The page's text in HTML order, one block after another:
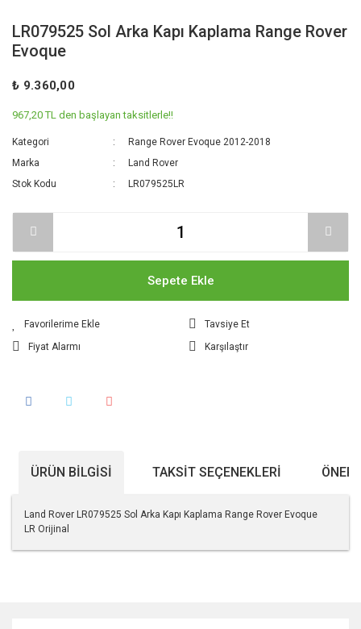
LR079525 Sol Arka Kapı Kaplama Range Rover
Evoque
₺ 9.360,00
967,20 TL den başlayan taksitlerle!!
Kategori
Range Rover Evoque 2012-2018
Marka
Land Rover
Stok Kodu
LR079525LR
Sepete Ekle
Tavsiye Et
Fiyat Alarmı
Karşılaştır
ÜRÜN BILGISI TAKSIT SEÇENEKLERI
Land Rover LR079525 Sol Arka Kapı Kaplama Range Rover Evoque
LR Orijinal